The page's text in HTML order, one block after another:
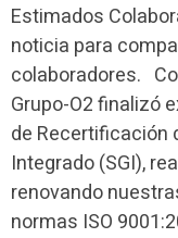
Estimados
noticia para
colaboradores.
Grupo-O2 finalizó
de Recertificación
Integrado (SGI),
renovando
normas ISO